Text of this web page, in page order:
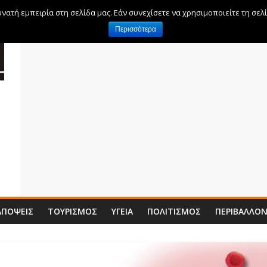
ΤΟΥΡΙΣΜΌΣ ΥΓΕΊΑ ΠΟΛΙΤΙΣΜΌΣ ΠΕΡΙΒΆΛΛΟΝ
εμπειρία στη σελίδα μας. Εάν συνεχίσετε να χρησιμοποιείτε τη
Περισσότερα